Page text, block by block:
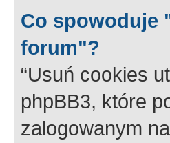
Co spowoduje
forum"?
“Usuń cookies
phpBB3, które
zalogowanym